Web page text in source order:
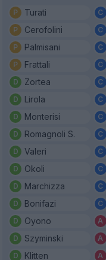
Turati
Cerofolini
Palmisani
Frattali
Zortea
Lirola
Monterisi
Romagnoli S.
Valeri
Okoli
Marchizza
Bonifazi
Oyono
Szyminski
Klitten